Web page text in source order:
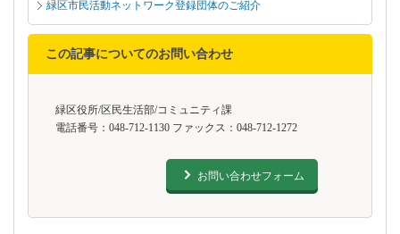
緑区市民活動ネットワーク登録団体のご紹介
この記事についてのお問い合わせ
緑区役所/区民生活部/コミュニティ課
電話番号：048-712-1130 ファックス：048-712-1272
お問い合わせフォーム